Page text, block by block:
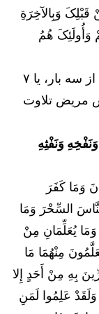
قَبْلِکَ وَبِالآخِرَةِ
وَأُولَئِکَ هُمُ
۳- بعد از آن آیه ی ۱۰۲ سوره ی بقره را از سه بار، یا ۷
و یا ۲۱ بار در گوش مریض تلاوت
وَنَفْثِهِ
وَمَا کَفَرَ
السِّحْرَ وَمَا
یُعَلِّمَانِ مِنْ
مِنْهُمَا مَا
بِهِ مِنْ أَحَدٍ إِلا
وَلَقَدْ عَلِمُوا لَمَنِ